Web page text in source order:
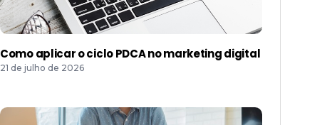
Como aplicar o ciclo PDCA no marketing digital
21 de julho de 2026